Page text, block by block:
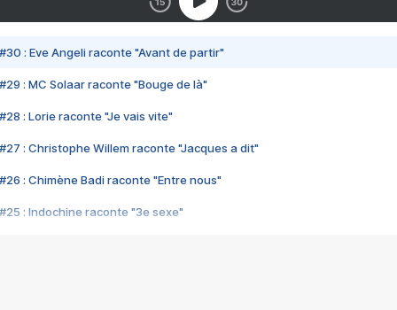
#30 : Eve Angeli raconte "Avant de partir"
#29 : MC Solaar raconte "Bouge de là"
#28 : Lorie raconte "Je vais vite"
#27 : Christophe Willem raconte "Jacques a dit"
#26 : Chimène Badi raconte "Entre nous"
#25 : Indochine raconte "3e sexe"